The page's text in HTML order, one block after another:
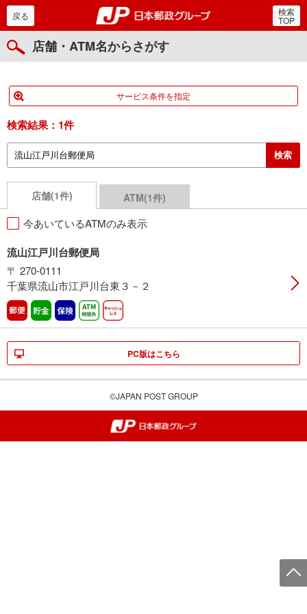
郵便局・日本郵政グルー
戻る 検索
TOP
店舗・ATM名からさがす
サービス条件を指定
検索結果： 1件
店舗(1件) ATM(1件)
今あいているATMのみ表示
流山江戸川台郵便局
〒 270-0111
千葉県流山市江戸川台東３－２
郵便 貯金 保険 ATM時間外
PC版はこちら
©JAPAN POST GROUP